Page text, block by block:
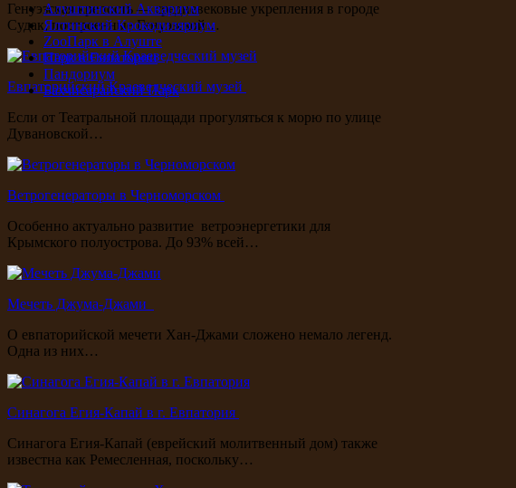
Генуэзская крепость — средневековые укрепления в городе
Судак, построенные Генуэзской…
Евпаторийский Краеведческий музей
Если от Театральной площади прогуляться к морю по улице
Дувановской…
Ветрогенераторы в Черноморском
Особенно актуально развитие ветроэнергетики для
Крымского полуострова. До 93% всей…
Мечеть Джума-Джами
О евпаторийской мечети Хан-Джами сложено немало легенд.
Одна из них…
Синагога Егия-Капай в г. Евпатория
Синагога Егия-Капай (еврейский молитвенный дом) также
известна как Ремесленная, поскольку…
Алуштинский Аквариум
Ялтинский Крокодиляриум
ZooПарк в Алуште
Парк в Евпатории
Пандориум
Бахчисарайский Парк